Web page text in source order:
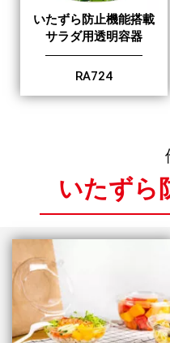
いたずら防止機能搭載
サラダ用透明容器
RA724
いたずら